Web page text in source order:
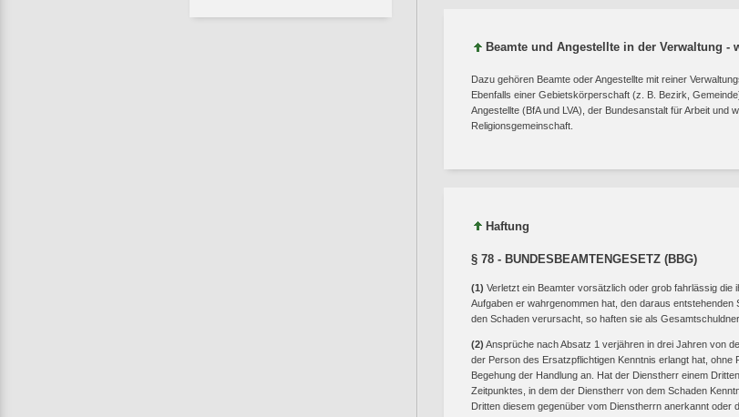
Beamte und Angestellte in der Verwaltung -
Dazu gehören Beamte oder Angestellte mit reiner
Ebenfalls einer Gebietskörperschaft (z. B. Bezirk,
Angestellte (BfA und LVA), der Bundesanstalt für Arbeit und
Religionsgemeinschaft.
Haftung
§ 78 - BUNDESBEAMTENGESETZ (BBG)
(1) Verletzt ein Beamter vorsätzlich oder grob fahrlässig
Aufgaben er wahrgenommen hat, den daraus
den Schaden verursacht, so haften sie als Gesamtschuldner.
(2) Ansprüche nach Absatz 1 verjähren in drei Jahren von
der Person des Ersatzpflichtigen Kenntnis erlangt hat,
Begehung der Handlung an. Hat der Dienstherr einem
Zeitpunktes, in dem der Dienstherr von dem Schaden
Dritten diesem gegenüber vom Dienstherrn anerkannt oder